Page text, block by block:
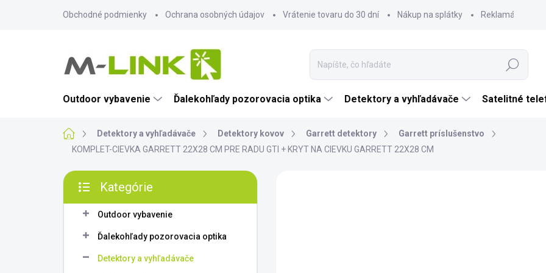
Obchodné podmienky Ochrana osobných údajov Vrátenie tovaru do 30 dní Nákup na splátky Reklamácia
Hľadať
Outdoor vybavenie Ďalekohľady pozorovacia optika Detektory a vyhľadávače Satelitné
DomovDetektory a vyhľadávače Detektory kovov Garrett detektory
Garrett príslušenstvo
KOMPLET-CIEVKA GARRETT 22X28 CM PRE RADU GTI + KRYT NA CIEVKU GARRETT 22X28 CM
B
č
kategórie
Kategórie
Outdoor vybavenie
Ďalekohľady pozorovacia optika
Detektory a vyhľadávače